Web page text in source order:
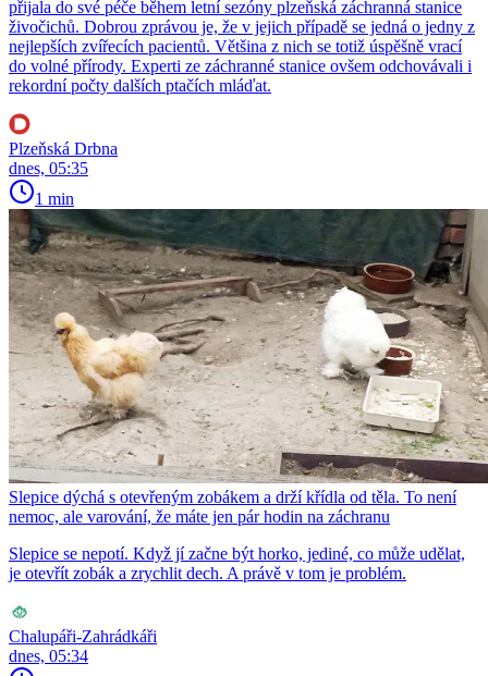
přijala do své péče během letní sezóny plzeňská záchranná stanice
živočichů. Dobrou zprávou je, že v jejich případě se jedná o jedny z
nejlepších zvířecích pacientů. Většina z nich se totiž úspěšně vrací
do volné přírody. Experti ze záchranné stanice ovšem odchovávali i
rekordní počty dalších ptačích mláďat.
Plzeňská Drbna
dnes, 05:35
1 min
Slepice dýchá s otevřeným zobákem a drží křídla od těla. To není
nemoc, ale varování, že máte jen pár hodin na záchranu
Slepice se nepotí. Když jí začne být horko, jediné, co může udělat,
je otevřít zobák a zrychlit dech. A právě v tom je problém.
Chalupáři-Zahrádkáři
dnes, 05:34